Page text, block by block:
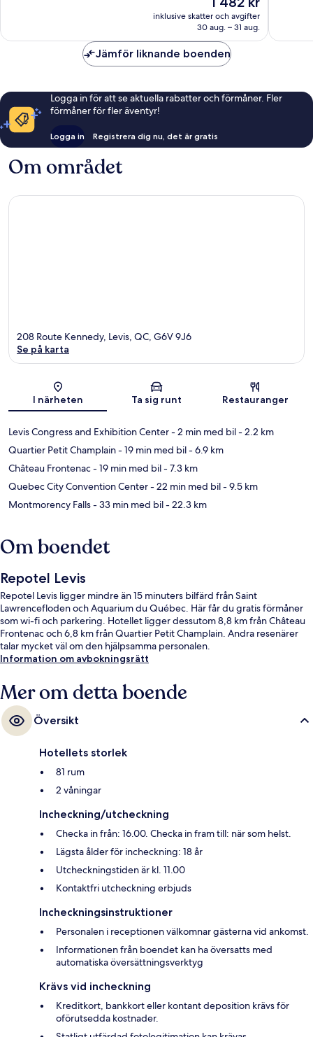
1 482 kr
inklusive skatter och avgifter
30 aug. – 31 aug.
Jämför liknande boenden
Logga in för att se aktuella rabatter och förmåner. Fler
förmåner för fler äventyr!
Logga in Registrera dig nu, det är gratis
Om området
Karta
208 Route Kennedy, Levis, QC, G6V 9J6
Se på karta
I närheten Ta sig runt Restauranger
Levis Congress and Exhibition Center- 2 min med bil- 2.2 km
Quartier Petit Champlain- 19 min med bil- 6.9 km
Château Frontenac- 19 min med bil- 7.3 km
Quebec City Convention Center- 22 min med bil- 9.5 km
Montmorency Falls- 33 min med bil- 22.3 km
Om boendet
Repotel Levis
Repotel Levis ligger mindre än 15 minuters bilfärd från Saint
Lawrencefloden och Aquarium du Québec. Här får du gratis förmåner
som wi-fi och parkering. Hotellet ligger dessutom 8,8 km från Château
Frontenac och 6,8 km från Quartier Petit Champlain. Andra resenärer
talar mycket väl om den hjälpsamma personalen.
Information om avbokningsrätt
Mer om detta boende
Översikt
Hotellets storlek
81 rum
2 våningar
Incheckning/utcheckning
Checka in från: 16.00. Checka in fram till: när som helst.
Lägsta ålder för incheckning: 18 år
Utcheckningstiden är kl. 11.00
Kontaktfri utcheckning erbjuds
Incheckningsinstruktioner
Personalen i receptionen välkomnar gästerna vid ankomst.
Informationen från boendet kan ha översatts med
automatiska översättningsverktyg
Krävs vid incheckning
Kreditkort, bankkort eller kontant deposition krävs för
oförutsedda kostnader.